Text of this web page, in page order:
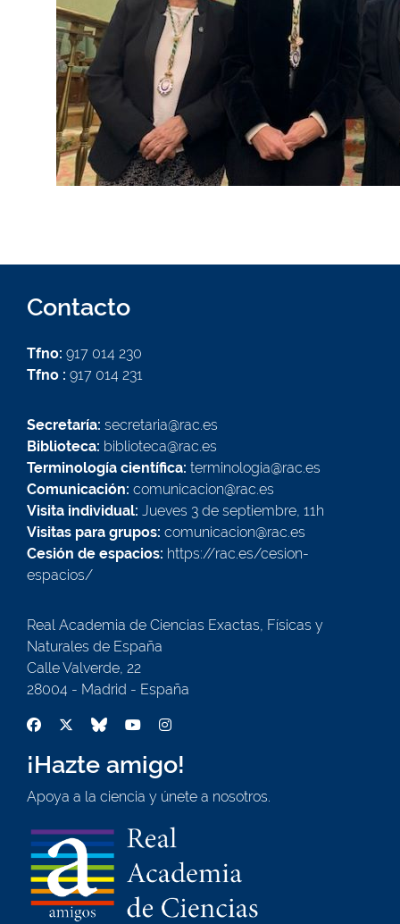
Contacto
Tfno: 917 014 230
Tfno : 917 014 231
Secretaría: secretaria@rac.es
Biblioteca: biblioteca@rac.es
Terminología científica: terminologia@rac.es
Comunicación: comunicacion@rac.es
Visita individual: Jueves 3 de septiembre, 11h
Visitas para grupos: comunicacion@rac.es
Cesión de espacios: https://rac.es/cesion-
espacios/
Real Academia de Ciencias Exactas, Físicas y
Naturales de España
Calle Valverde, 22
28004 - Madrid - España
¡Hazte amigo!
Apoya a la ciencia y únete a nosotros.